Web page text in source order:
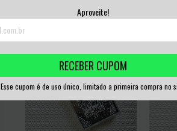
Aproveite!
RECEBER CUPOM
Esse cupom é de uso único, limitado a primeira compra no
R$166,67sem juros